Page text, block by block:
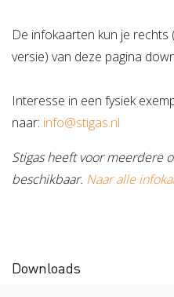
Verzuimbegeleiding
Vitaliteit
Vitaliteitsscan
Actueel
Actueel
Nieuws Nieuwsbrief
Over Stigas
Onze diensten
3V's van Stigas
De infokaarten kun je
versie) van deze pagina
Interesse in een fysiek
naar: info@stigas.nl
Stigas heeft voor meerdere
beschikbaar. Naar alle
Downloads